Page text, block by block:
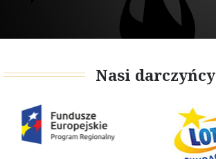
Nasi darczyńcy